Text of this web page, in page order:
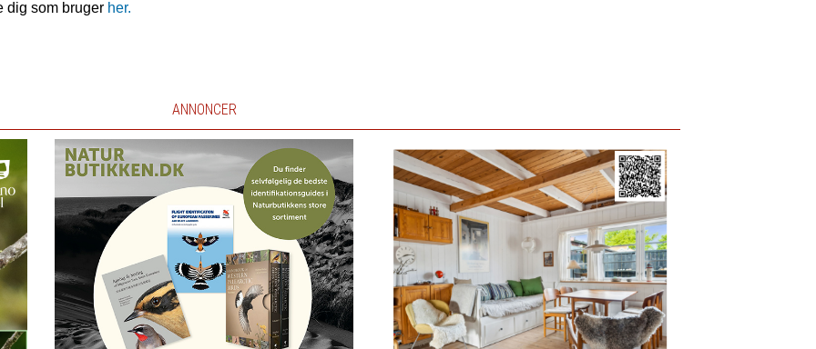
dig som bruger her.
ANNONCER